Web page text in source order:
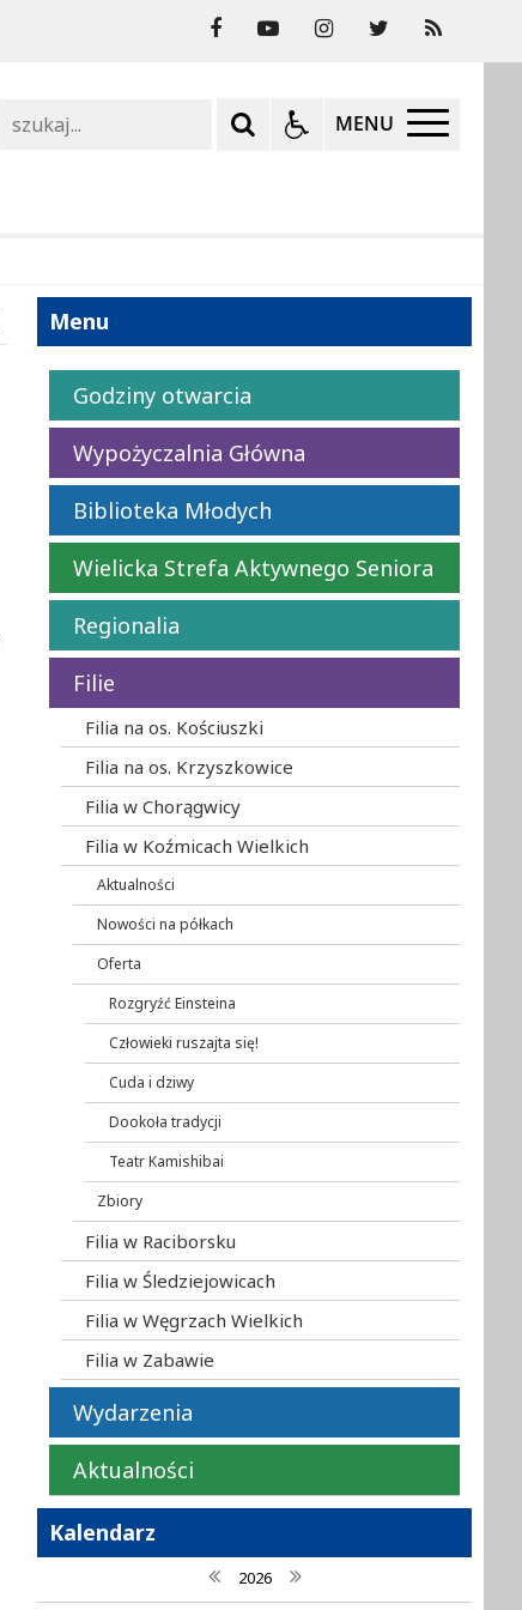
MENU
Menu
Godziny otwarcia
Wypożyczalnia Główna
Biblioteka Młodych
Wielicka Strefa Aktywnego Seniora
Regionalia
Filie
Filia na os. Kościuszki
Filia na os. Krzyszkowice
Filia w Chorągwicy
Filia w Koźmicach Wielkich
Aktualności
Nowości na półkach
Oferta
Rozgryźć Einsteina
Człowieki ruszajta się!
Cuda i dziwy
Dookoła tradycji
Teatr Kamishibai
Zbiory
Filia w Raciborsku
Filia w Śledziejowicach
Filia w Węgrzach Wielkich
Filia w Zabawie
Wydarzenia
Aktualności
Kalendarz
poprzedni rok
2026 następny rok